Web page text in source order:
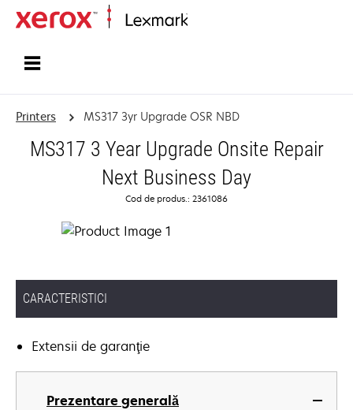
Printers MS317 3yr Upgrade OSR NBD
MS317 3 Year Upgrade Onsite Repair
Next Business Day
Cod de produs.: 2361086
CARACTERISTICI
Extensii de garanţie
Prezentare generală